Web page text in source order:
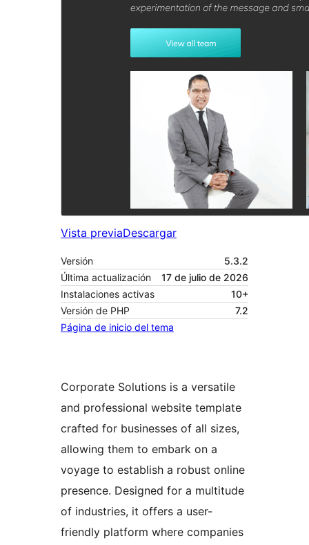
Vista previaDescargar
Versión
5.3.2
Última actualización
17 de julio de 2026
Instalaciones activas
10+
Versión de PHP
7.2
Página de inicio del tema
Corporate Solutions is a versatile
and professional website template
crafted for businesses of all sizes,
allowing them to embark on a
voyage to establish a robust online
presence. Designed for a multitude
of industries, it offers a user-
friendly platform where companies